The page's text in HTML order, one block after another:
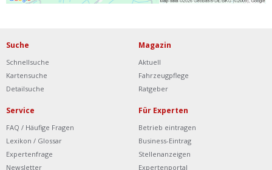
Suche
Schnellsuche
Kartensuche
Detailsuche
Magazin
Aktuell
Fahrzeugpflege
Ratgeber
Service
FAQ / Häufige Fragen
Lexikon / Glossar
Expertenfrage
Newsletter
Für Experten
Betrieb eintragen
Business-Eintrag
Stellenanzeigen
Expertenportal